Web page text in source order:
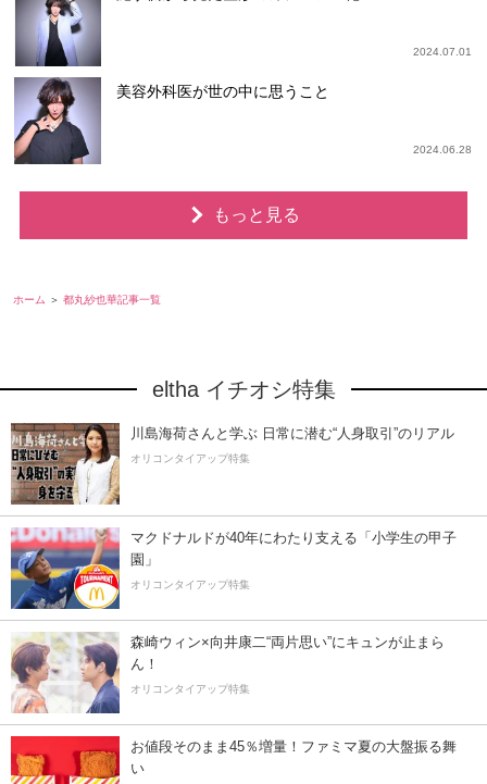
2024.07.01
美容外科医が世の中に思うこと
2024.06.28
もっと見る
ホーム 都丸紗也華記事一覧
eltha イチオシ特集
川島海荷さんと学ぶ 日常に潜む“人身取引”のリアル
オリコンタイアップ特集
マクドナルドが40年にわたり支える「小学生の甲子
園」
オリコンタイアップ特集
森崎ウィン×向井康二“両片思い”にキュンが止まら
ん！
オリコンタイアップ特集
お値段そのまま45％増量！ファミマ夏の大盤振る舞
い